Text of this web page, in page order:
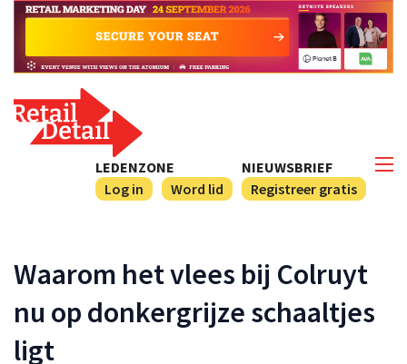
NIEUWSBRIEF
Registreer gratis
LEDENZONE
Log in
Word lid
Waarom het vlees bij Colruyt
nu op donkergrijze schaaltjes
ligt